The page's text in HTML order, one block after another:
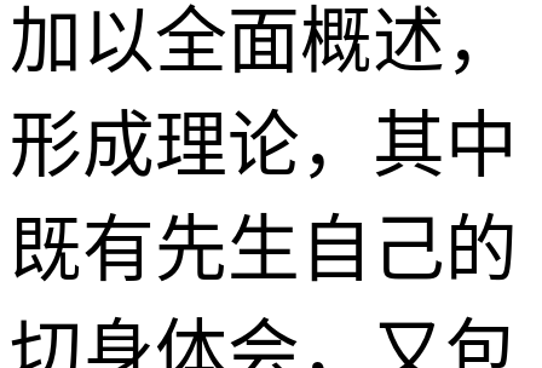
加以全面概述，
形成理论，其中
既有先生自己的